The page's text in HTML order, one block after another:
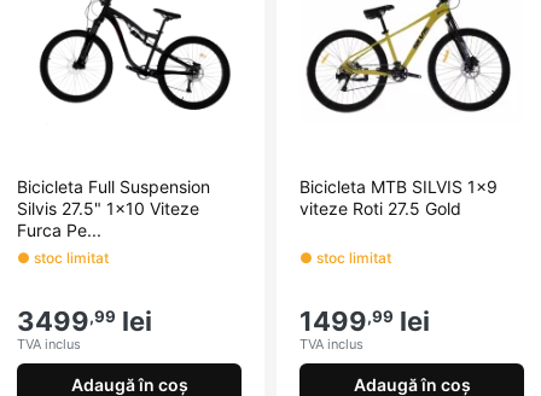
Bicicleta Full Suspension
Silvis 27.5" 1x10 Viteze
Furca Pe...
● stoc limitat
3499,99 lei
TVA inclus
Adaugă în coș
Bicicleta MTB SILVIS 1x9
viteze Roti 27.5 Gold
● stoc limitat
1499,99 lei
TVA inclus
Adaugă în coș